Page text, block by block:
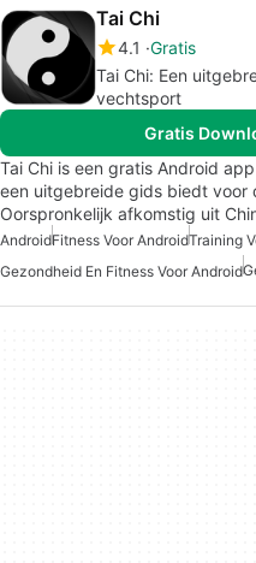
Tai Chi
4.1 Gratis
Tai Chi: Een
vechtsport
Gratis
Tai Chi is een gratis Android
een uitgebreide gids biedt
Oorspronkelijk afkomstig uit
AndroidFitness Voor AndroidTraining
Gezondheid En Fitness Voor Android